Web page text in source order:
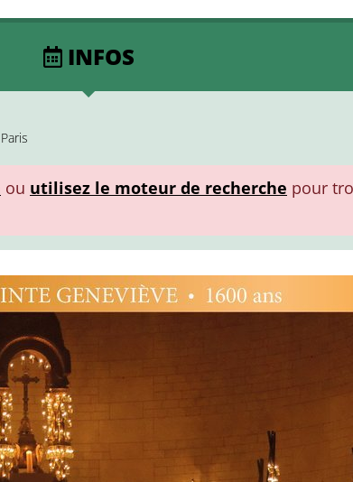
INFOS
ou utilisez le moteur de recherche pour